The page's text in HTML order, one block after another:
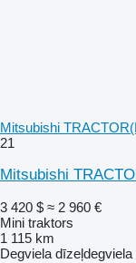
Mitsubishi
21
Mitsubishi
3 420 $ ≈ 2 960 €
Mini traktors
1 115 km
Degviela dīzeļdegviela